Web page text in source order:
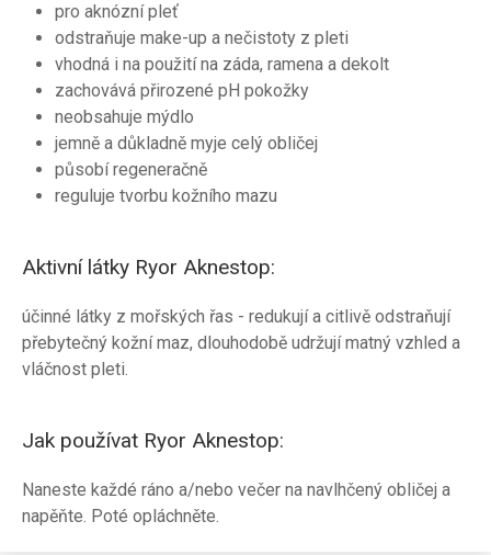
pro aknózní pleť
odstraňuje make-up a nečistoty z pleti
vhodná i na použití na záda, ramena a dekolt
zachovává přirozené pH pokožky
neobsahuje mýdlo
jemně a důkladně myje celý obličej
působí regeneračně
reguluje tvorbu kožního mazu
Aktivní látky Ryor Aknestop:
účinné látky z mořských řas - redukují a citlivě odstraňují
přebytečný kožní maz, dlouhodobě udržují matný vzhled a
vláčnost pleti.
Jak používat Ryor Aknestop:
Naneste každé ráno a/nebo večer na navlhčený obličej a
napěňte. Poté opláchněte.